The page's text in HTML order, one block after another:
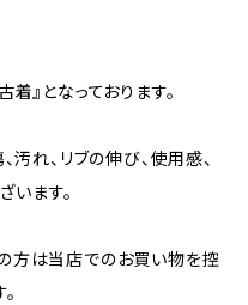
』となっております。
汚れ、リブの伸び、使用感、
います。
方は当店でのお買い物を控